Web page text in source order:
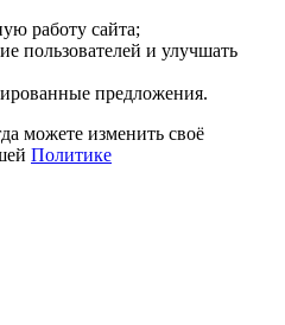
работу сайта;
пользователей и улучшать
предложения.
можете изменить своё
Политике